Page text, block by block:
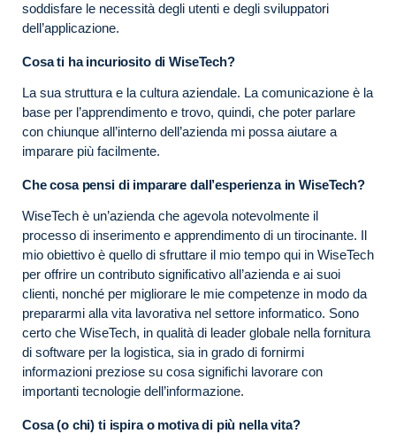
soddisfare le necessità degli utenti e degli sviluppatori
dell’applicazione.
Cosa ti ha incuriosito di WiseTech?
La sua struttura e la cultura aziendale. La comunicazione è la
base per l’apprendimento e trovo, quindi, che poter parlare
con chiunque all’interno dell’azienda mi possa aiutare a
imparare più facilmente.
Che cosa pensi di imparare dall’esperienza in WiseTech?
WiseTech è un’azienda che agevola notevolmente il
processo di inserimento e apprendimento di un tirocinante. Il
mio obiettivo è quello di sfruttare il mio tempo qui in WiseTech
per offrire un contributo significativo all’azienda e ai suoi
clienti, nonché per migliorare le mie competenze in modo da
prepararmi alla vita lavorativa nel settore informatico. Sono
certo che WiseTech, in qualità di leader globale nella fornitura
di software per la logistica, sia in grado di fornirmi
informazioni preziose su cosa significhi lavorare con
importanti tecnologie dell’informazione.
Cosa (o chi) ti ispira o motiva di più nella vita?